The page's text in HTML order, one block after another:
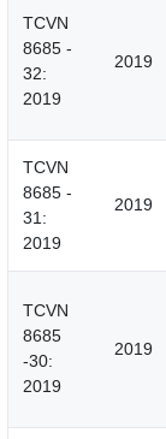
TCVN
8685 -
32:
2019
2019
TCVN
8685 -
31:
2019
2019
TCVN
8685
-30:
2019
2019